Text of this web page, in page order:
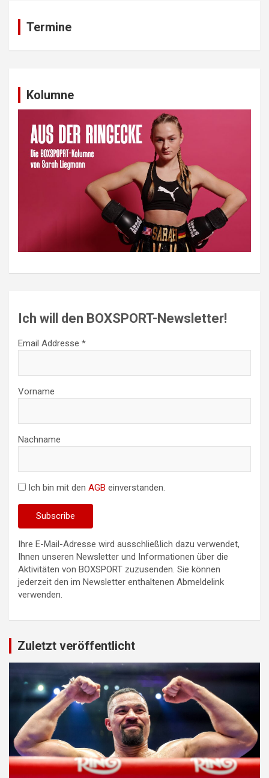
Termine
Kolumne
Ich will den BOXSPORT-Newsletter!
Email Addresse *
Vorname
Nachname
Ich bin mit den AGB einverstanden.
Ihre E-Mail-Adresse wird ausschließlich dazu verwendet,
Ihnen unseren Newsletter und Informationen über die
Aktivitäten von BOXSPORT zuzusenden. Sie können
jederzeit den im Newsletter enthaltenen Abmeldelink
verwenden.
Zuletzt veröffentlicht